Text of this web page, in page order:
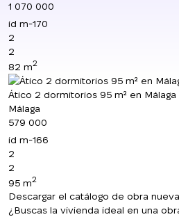
1 070 000
id m-170
2
2
82 m2
Ático 2 dormitorios 95 m² en Málaga
Málaga
579 000
id m-166
2
2
95 m2
Descargar el catálogo de obra nueva
¿Buscas la vivienda ideal en una